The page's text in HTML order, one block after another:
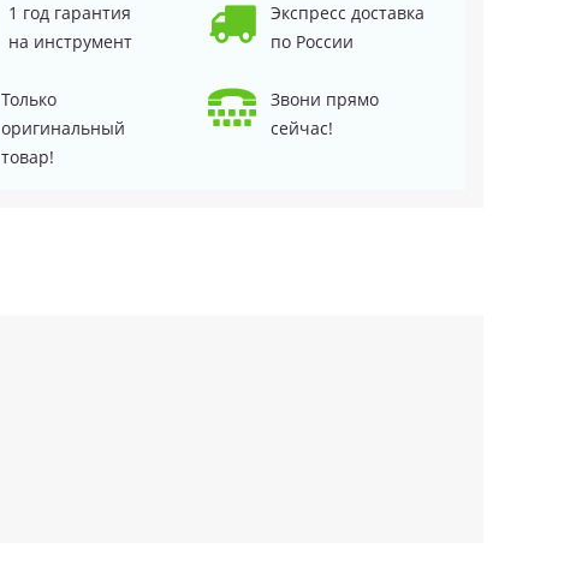
1 год гарантия
на инструмент
Экспресс доставка
по России
Только
оригинальный
товар!
Звони прямо
сейчас!